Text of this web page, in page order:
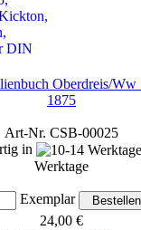
Oberdreis/Ww
1875
Art-Nr. CSB-00025
in
Werktage
Exemplar
24,00 €